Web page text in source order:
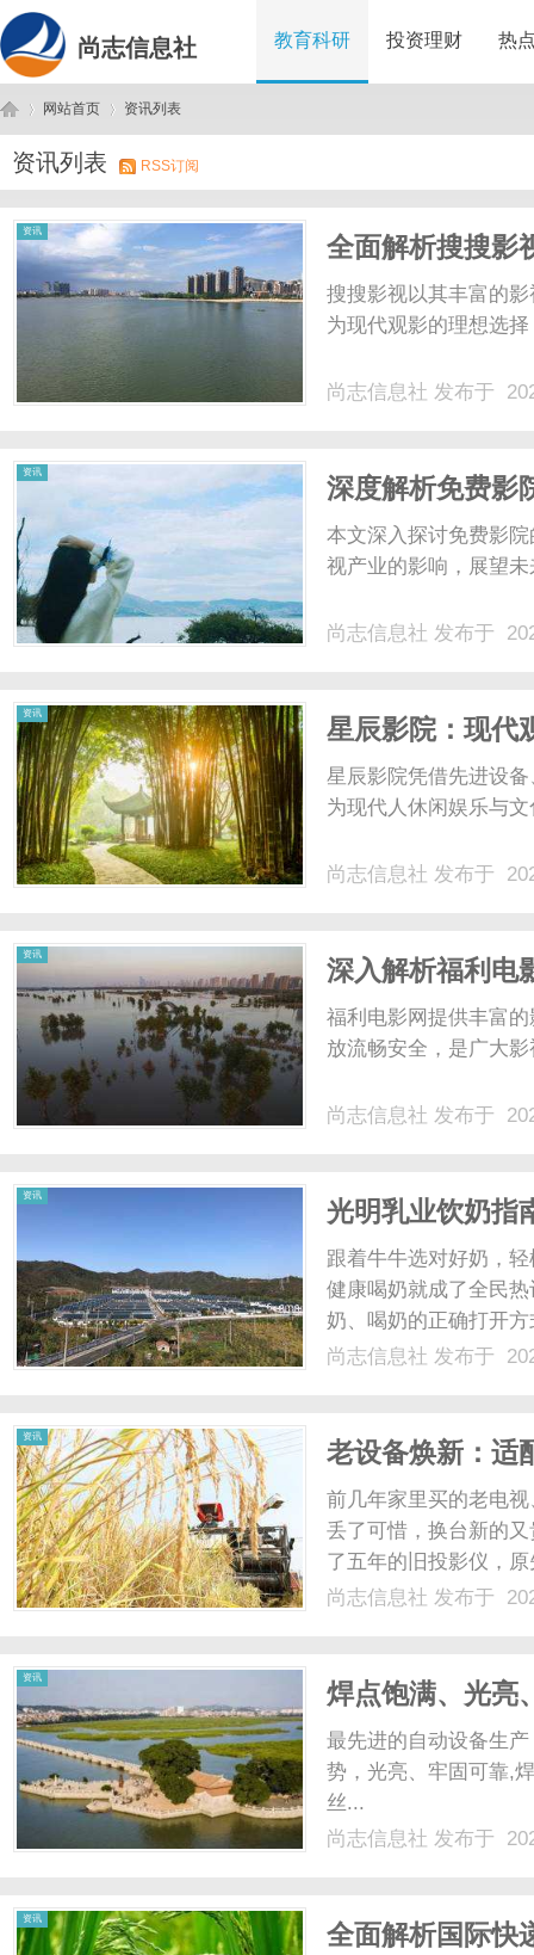
尚志信息社 教育科研 投资理财 热
尚 ›
网站首页
›
资讯列表
资讯列表 RSS订阅
资讯
全面解析搜搜影
搜搜影视以其丰富的
为现代观影的理想选
尚志信息社 发布于
资讯
深度解析免费影
本文深入探讨免费影
视产业的影响，展望
尚志信息社 发布于
资讯
星辰影院：现代
星辰影院凭借先进设
为现代人休闲娱乐与
尚志信息社 发布于
资讯
深入解析福利电
台
福利电影网提供丰富
放流畅安全，是广大
尚志信息社 发布于
资讯
光明乳业饮奶指
方式
跟着牛牛选对好奶，
健康喝奶就成了全民
奶、喝奶的正确打开
军企业，光明乳业积
尚志信息社 发布于
资讯
老设备焕新：适
子执行流程
前几年家里买的老电
丢了可惜，换台新的
了五年的旧投影仪，
码4K片源，画面清晰
尚志信息社 发布于
资讯
焊点饱满、光亮
焊锡线,纯锌丝
最先进的自动设备生
势，光亮、牢固可靠,
丝...
尚志信息社 发布于
资讯
全面解析国际快